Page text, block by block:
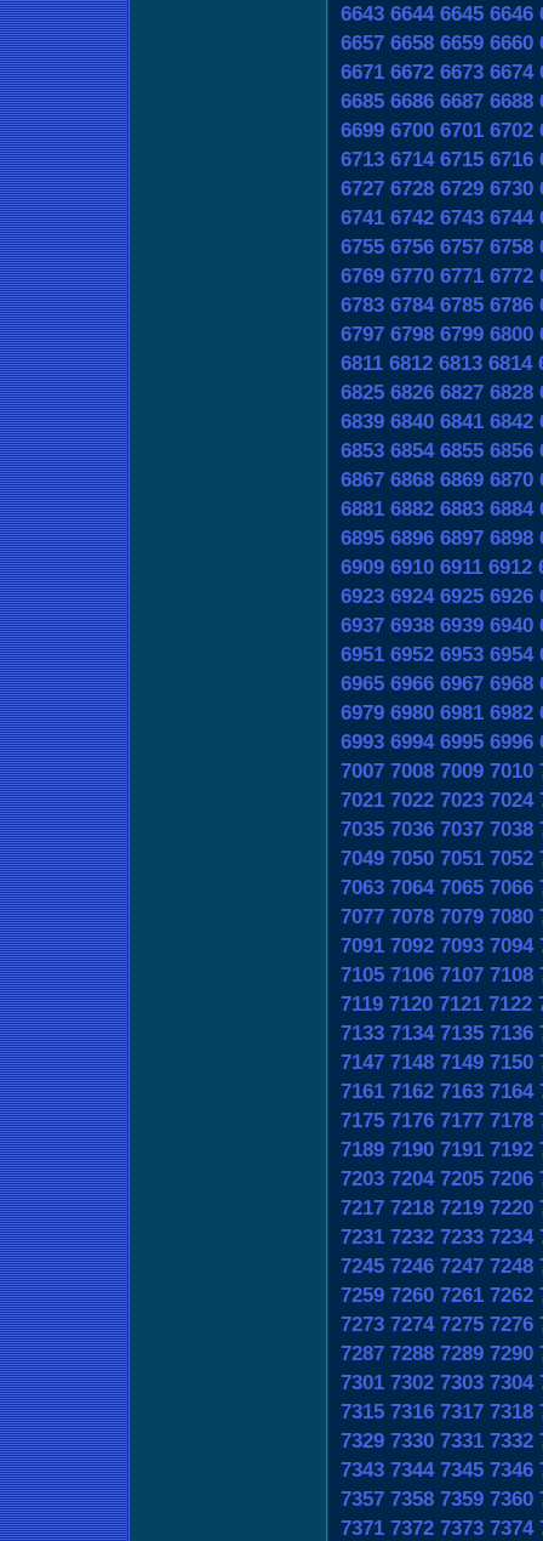
6643 6644 6645 6646
6657 6658 6659 6660
6671 6672 6673 6674
6685 6686 6687 6688
6699 6700 6701 6702
6713 6714 6715 6716
6727 6728 6729 6730
6741 6742 6743 6744
6755 6756 6757 6758
6769 6770 6771 6772
6783 6784 6785 6786
6797 6798 6799 6800
6811 6812 6813 6814
6825 6826 6827 6828
6839 6840 6841 6842
6853 6854 6855 6856
6867 6868 6869 6870
6881 6882 6883 6884
6895 6896 6897 6898
6909 6910 6911 6912
6923 6924 6925 6926
6937 6938 6939 6940
6951 6952 6953 6954
6965 6966 6967 6968
6979 6980 6981 6982
6993 6994 6995 6996
7007 7008 7009 7010
7021 7022 7023 7024
7035 7036 7037 7038
7049 7050 7051 7052
7063 7064 7065 7066
7077 7078 7079 7080
7091 7092 7093 7094
7105 7106 7107 7108
7119 7120 7121 7122
7133 7134 7135 7136
7147 7148 7149 7150
7161 7162 7163 7164
7175 7176 7177 7178
7189 7190 7191 7192
7203 7204 7205 7206
7217 7218 7219 7220
7231 7232 7233 7234
7245 7246 7247 7248
7259 7260 7261 7262
7273 7274 7275 7276
7287 7288 7289 7290
7301 7302 7303 7304
7315 7316 7317 7318
7329 7330 7331 7332
7343 7344 7345 7346
7357 7358 7359 7360
7371 7372 7373 7374